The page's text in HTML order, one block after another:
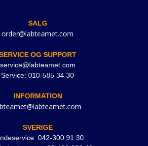
SALG
order@labteamet.com
OG SUPPORT
service@labteamet.com
Service: 010-585 34 30
INFORMATION
SVERIGE
042-300 91 30